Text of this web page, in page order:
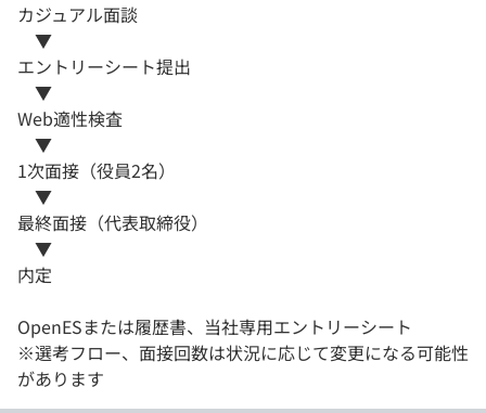
カジュアル面談
▼
エントリーシート提出
▼
Web適性検査
▼
1次面接（役員2名）
▼
最終面接（代表取締役）
▼
内定
OpenESまたは履歴書、当社専用エントリーシート
※選考フロー、面接回数は状況に応じて変更になる可能性
があります